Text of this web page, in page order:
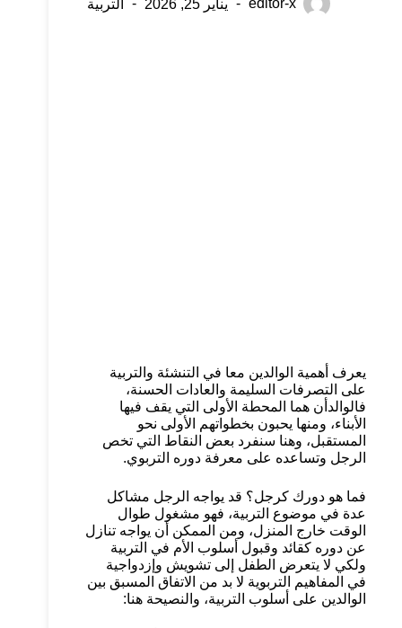
editor-x يناير 25, 2026 التربية
يعرف أهمية الوالدين معا في التنشئة والتربية
على التصرفات السليمة والعادات الحسنة،
فالوالدأن هما المحطة الأولى التي يقف فيها
الأبناء، ومنها يحبون بخطواتهم الأولى نحو
المستقبل، وهنا سنفرد بعض النقاط التي تخص
الرجل وتساعده على معرفة دوره التربوي.
فما هو دورك كرجل؟ قد يواجه الرجل مشاكل
عدة في موضوع التربية، فهو مشغول طوال
الوقت خارج المنزل، ومن الممكن أن يواجه تنازل
عن دوره كقائد وقبول أسلوب الأم في التربية
ولكي لا يتعرض الطفل إلى تشويش وإزدواجية
في المفاهيم التربوية لا بد من الاتفاق المسبق بين
الوالدين على أسلوب التربية، والنصيحة هنا: